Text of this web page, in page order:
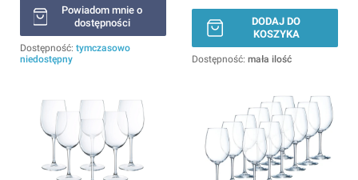
Powiadom mnie o
dostępności
Dostępność: tymczasowo
niedostępny
DODAJ DO
KOSZYKA
Dostępność: mała ilość